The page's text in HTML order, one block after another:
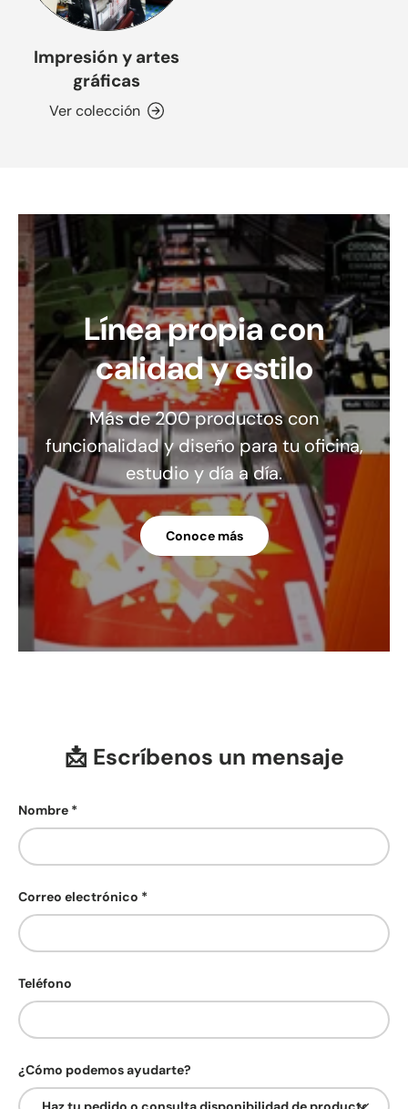
Impresión y artes
gráficas
Ver colección
Línea propia con
calidad y estilo
Más de 200 productos con
funcionalidad y diseño para tu oficina,
estudio y día a día.
Conoce más
📩 Escríbenos un mensaje
Nombre
Correo electrónico
Teléfono
¿Cómo podemos ayudarte?